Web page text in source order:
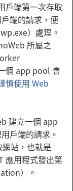
戶端第一次存取
端的請求，便
）處理。
所屬之
個 app pool 會
慎使用 Web
建立一個 app
戶端的請求。
站，也就是
應用程式發出第
）。